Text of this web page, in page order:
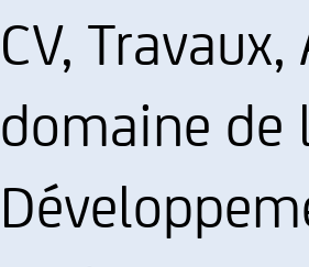
CV,
domaine de